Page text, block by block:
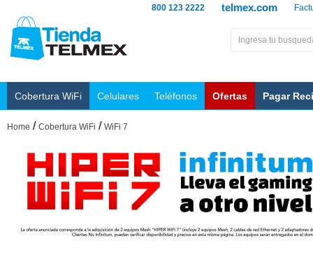
telmex.com
800 123 2222
Cobertura WiFi Celulares Teléfonos Ofertas Pagar
Home / Cobertura WiFi / WiFi 7